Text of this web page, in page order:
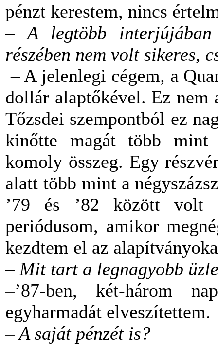
pénzt kerestem, nincs
–A legtöbb
részében nem volt sikeres,
– A jelenlegi cégem, a
dollár alaptőkével. Ez nem
Tőzsdei szempontból ez
kinőtte magát több
komoly összeg. Egy
alatt több mint a
’79 és ’82 között volt
periódusom, amikor
kezdtem el az
– Mit tart a legnagyobb
–’87-ben, két-három
egyharmadát elveszítettem.
– A saját pénzét is?